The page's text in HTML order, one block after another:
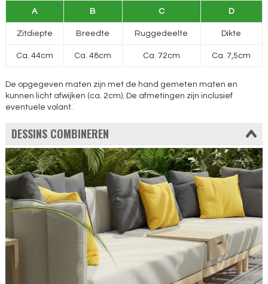
A B C D
Zitdiepte Breedte Ruggedeelte Dikte
Ca. 44cm Ca. 48cm Ca. 72cm Ca. 7,5cm
De opgegeven maten zijn met de hand gemeten maten en
kunnen licht afwijken (ca. 2cm). De afmetingen zijn inclusief
eventuele volant.
DESSINS COMBINEREN